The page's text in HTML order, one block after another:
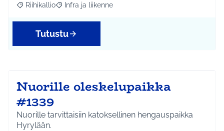
Rajaa tulokset aihepiirin mukaan: Riihikallio
Riihikallio Rajaa tulokset teeman mukaan: Infra ja liikenne
Infra ja liikenne
Tutustu
Nuorille oleskelupaikka
#1339
Nuorille tarvittaisiin katoksellinen hengauspaikka
Hyrylään.